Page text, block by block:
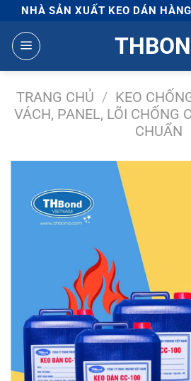
qua
nội
NHÀ SẢN XUẤT KEO DÁN
TRANG CHỦ / KEO
VÁCH, PANEL, LÕI CHỐNG
CHUẨN